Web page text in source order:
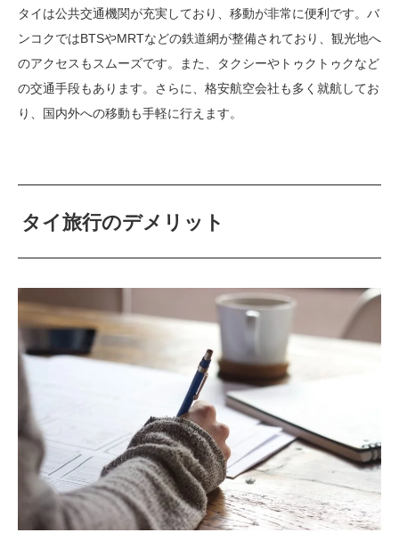
タイは公共交通機関が充実しており、移動が非常に便利です。バ
ンコクではBTSやMRTなどの鉄道網が整備されており、観光地へ
のアクセスもスムーズです。また、タクシーやトゥクトゥクなど
の交通手段もあります。さらに、格安航空会社も多く就航してお
り、国内外への移動も手軽に行えます。
タイ旅行のデメリット